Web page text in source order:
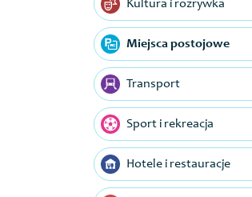
Kultura i rozrywka
Miejsca postojowe
Transport
Sport i rekreacja
Hotele i restauracje